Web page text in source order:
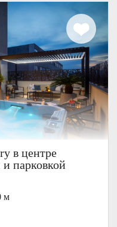
в центре
парковкой
м